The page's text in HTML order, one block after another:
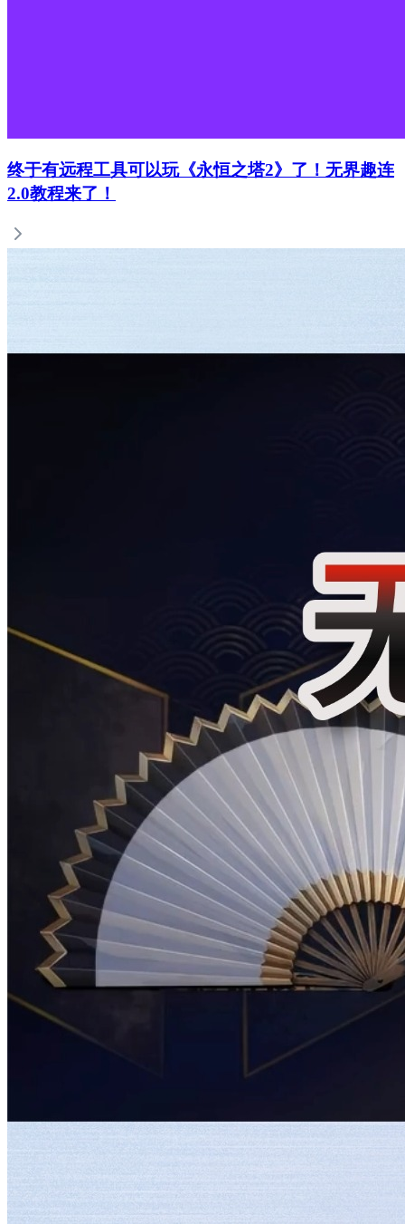
终于有远程工具可以玩《永恒之塔2》了！无界趣连
2.0教程来了！